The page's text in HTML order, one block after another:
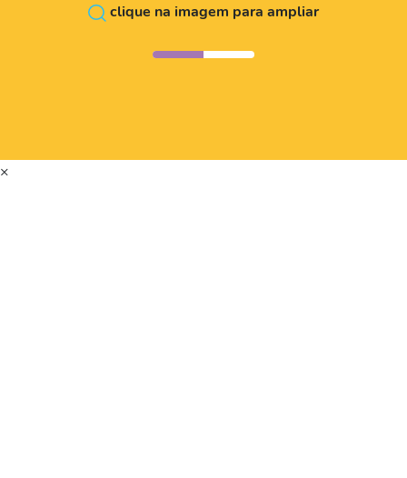
clique na imagem para ampliar
×